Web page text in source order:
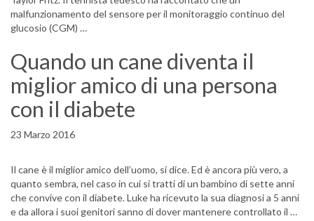
malfunzionamento del sensore per il monitoraggio continuo del
glucosio (CGM) …
Quando un cane diventa il
miglior amico di una persona
con il diabete
23 Marzo 2016
Il cane è il miglior amico dell’uomo, si dice. Ed è ancora più vero, a
quanto sembra, nel caso in cui si tratti di un bambino di sette anni
che convive con il diabete. Luke ha ricevuto la sua diagnosi a 5 anni
e da allora i suoi genitori sanno di dover mantenere controllato il …